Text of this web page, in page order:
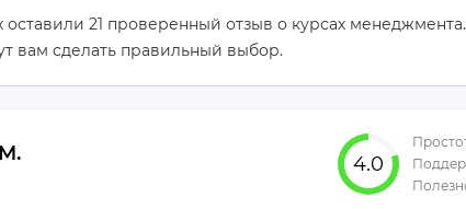
21 проверенный отзыв о курсах менеджмента.
вам сделать правильный выбор.
4.0